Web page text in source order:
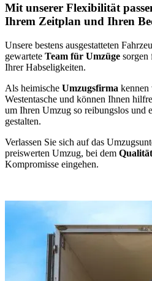
Mit unserer Flexibilität
Ihrem Zeitplan und Ihren
Unsere bestens ausgestatteten
gewartete Team für Umzüge sorgen
Ihrer Habseligkeiten.
Als heimische Umzugsfirma kennen
Westentasche und können Ihnen
um Ihren Umzug so reibungslos und
gestalten.
Verlassen Sie sich auf das
preiswerten Umzug, bei dem Qualität
Kompromisse eingehen.